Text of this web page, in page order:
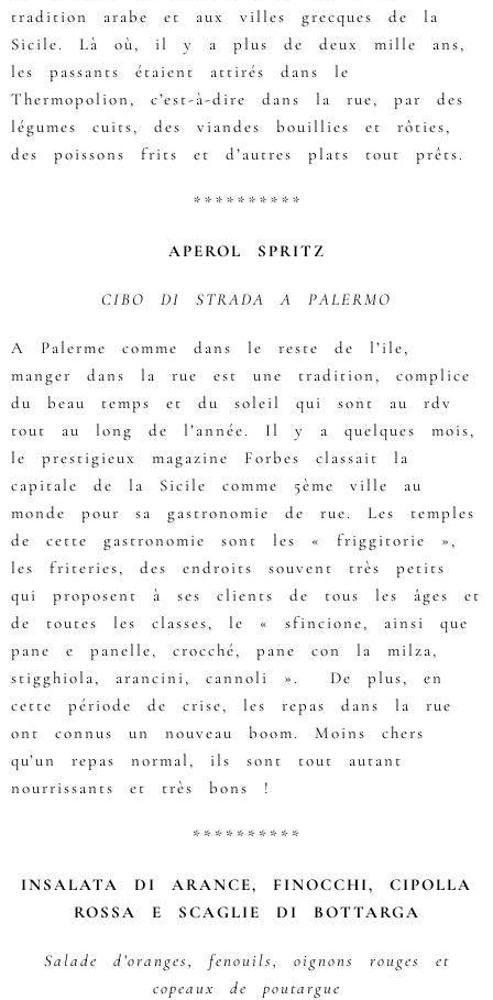
tradition arabe et aux villes grecques de la
Sicile. Là où, il y a plus de deux mille ans,
les passants étaient attirés dans le
Thermopolion, c’est-à-dire dans la rue, par des
légumes cuits, des viandes bouillies et rôties,
des poissons frits et d’autres plats tout prêts.
**********
APEROL SPRITZ
CIBO DI STRADA A PALERMO
A Palerme comme dans le reste de l’ile,
manger dans la rue est une tradition, complice
du beau temps et du soleil qui sont au rdv
tout au long de l’année. Il y a quelques mois,
le prestigieux magazine Forbes classait la
capitale de la Sicile comme 5ème ville au
monde pour sa gastronomie de rue. Les temples
de cette gastronomie sont les « friggitorie »,
les friteries, des endroits souvent très petits
qui proposent à ses clients de tous les âges et
de toutes les classes, le « sfincione, ainsi que
pane e panelle, crocché, pane con la milza,
stigghiola, arancini, cannoli ». De plus, en
cette période de crise, les repas dans la rue
ont connus un nouveau boom. Moins chers
qu’un repas normal, ils sont tout autant
nourrissants et très bons !
**********
INSALATA DI ARANCE, FINOCCHI, CIPOLLA
ROSSA E SCAGLIE DI BOTTARGA
Salade d’oranges, fenouils, oignons rouges et
copeaux de poutargue